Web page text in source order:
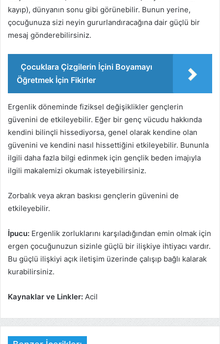
kayıp), dünyanın sonu gibi görünebilir. Bunun yerine,
çocuğunuza sizi neyin gururlandıracağına dair güçlü bir
mesaj gönderebilirsiniz.
Çocuklara Çizgilerin İçini Boyamayı
Öğretmek İçin Fikirler
Ergenlik döneminde fiziksel değişiklikler gençlerin
güvenini de etkileyebilir. Eğer bir genç vücudu hakkında
kendini bilinçli hissediyorsa, genel olarak kendine olan
güvenini ve kendini nasıl hissettiğini etkileyebilir. Bununla
ilgili daha fazla bilgi edinmek için gençlik beden imajıyla
ilgili makalemizi okumak isteyebilirsiniz.
Zorbalık veya akran baskısı gençlerin güvenini de
etkileyebilir.
İpucu: Ergenlik zorluklarını karşıladığından emin olmak için
ergen çocuğunuzun sizinle güçlü bir ilişkiye ihtiyacı vardır.
Bu güçlü ilişkiyi açık iletişim üzerinde çalışıp bağlı kalarak
kurabilirsiniz.
Kaynaklar ve Linkler: Acil